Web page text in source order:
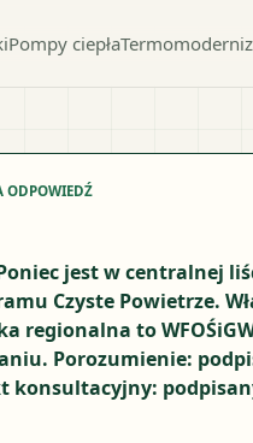
Pompy ciepła
ODPOWIEDŹ
jest w centralnej
Czyste Powietrze.
regionalna to
Porozumienie:
konsultacyjny: